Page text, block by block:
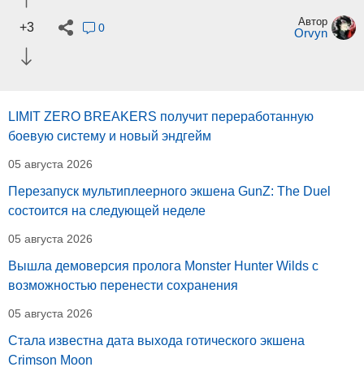
+3 0 Автор
Orvyn
LIMIT ZERO BREAKERS получит переработанную
боевую систему и новый эндгейм
05 августа 2026
Перезапуск мультиплеерного экшена GunZ: The Duel
состоится на следующей неделе
05 августа 2026
Вышла демоверсия пролога Monster Hunter Wilds с
возможностью перенести сохранения
05 августа 2026
Стала известна дата выхода готического экшена
Crimson Moon